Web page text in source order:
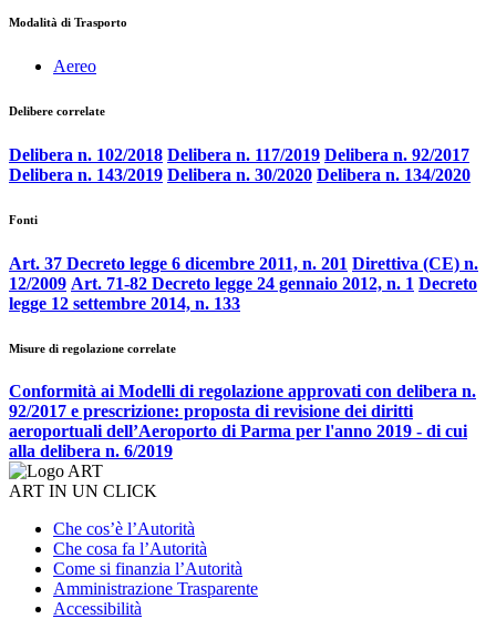
Modalità di Trasporto
Aereo
Delibere correlate
Delibera n. 102/2018 Delibera n. 117/2019 Delibera n. 92/2017
Delibera n. 143/2019 Delibera n. 30/2020 Delibera n. 134/2020
Fonti
Art. 37 Decreto legge 6 dicembre 2011, n. 201 Direttiva (CE) n.
12/2009 Art. 71-82 Decreto legge 24 gennaio 2012, n. 1 Decreto
legge 12 settembre 2014, n. 133
Misure di regolazione correlate
Conformità ai Modelli di regolazione approvati con delibera n.
92/2017 e prescrizione: proposta di revisione dei diritti
aeroportuali dell’Aeroporto di Parma per l'anno 2019 - di cui
alla delibera n. 6/2019
ART IN UN CLICK
Che cos’è l’Autorità
Che cosa fa l’Autorità
Come si finanzia l’Autorità
Amministrazione Trasparente
Accessibilità